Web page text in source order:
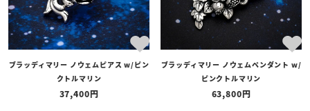
ブラッディマリー ノウェムピアス w/ピン
クトルマリン
37,400
ブラッディマリー ノウェムペンダント w/
ピンクトルマリン
63,800